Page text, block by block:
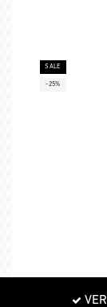
SALE
-25%